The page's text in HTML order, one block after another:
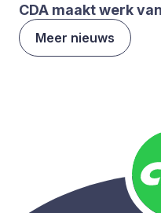
CDA maakt werk
Meer nieuws